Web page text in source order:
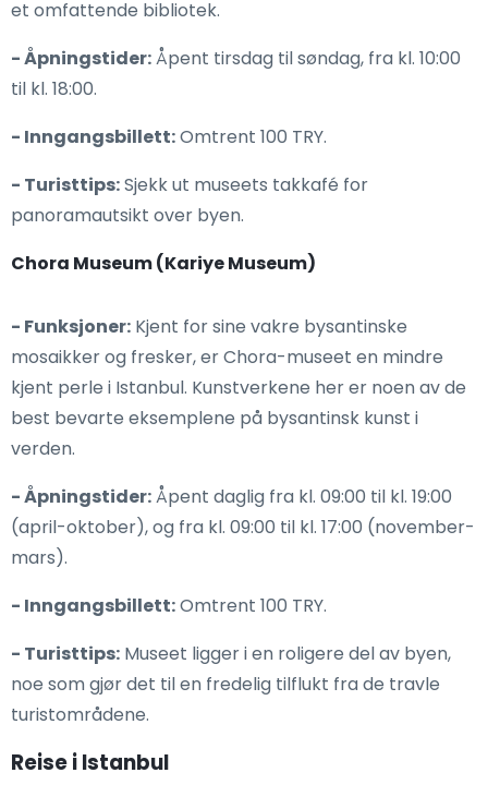
et omfattende bibliotek.
- Åpningstider:Åpent tirsdag til søndag, fra kl. 10:00
til kl. 18:00.
- Inngangsbillett:Omtrent 100 TRY.
- Turisttips:Sjekk ut museets takkafé for
panoramautsikt over byen.
Chora Museum (Kariye Museum)
- Funksjoner: Kjent for sine vakre bysantinske
mosaikker og fresker, er Chora-museet en mindre
kjent perle i Istanbul. Kunstverkene her er noen av de
best bevarte eksemplene på bysantinsk kunst i
verden.
- Åpningstider:Åpent daglig fra kl. 09:00 til kl. 19:00
(april-oktober), og fra kl. 09:00 til kl. 17:00 (november-
mars).
- Inngangsbillett:Omtrent 100 TRY.
- Turisttips: Museet ligger i en roligere del av byen,
noe som gjør det til en fredelig tilflukt fra de travle
turistområdene.
Reise i Istanbul